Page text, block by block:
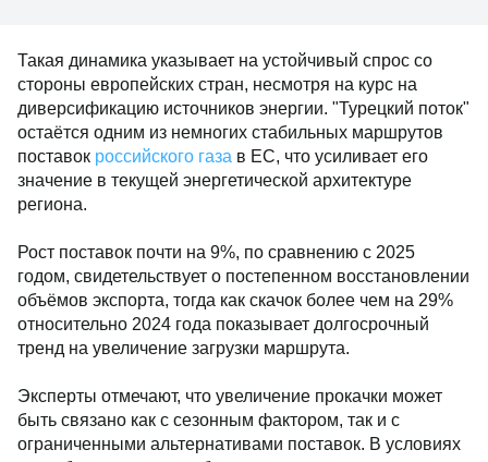
Такая динамика указывает на устойчивый спрос со
стороны европейских стран, несмотря на курс на
диверсификацию источников энергии. "Турецкий поток"
остаётся одним из немногих стабильных маршрутов
поставок российского газа в ЕС, что усиливает его
значение в текущей энергетической архитектуре
региона.
Рост поставок почти на 9%, по сравнению с 2025
годом, свидетельствует о постепенном восстановлении
объёмов экспорта, тогда как скачок более чем на 29%
относительно 2024 года показывает долгосрочный
тренд на увеличение загрузки маршрута.
Эксперты отмечают, что увеличение прокачки может
быть связано как с сезонным фактором, так и с
ограниченными альтернативами поставок. В условиях